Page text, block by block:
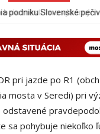
mestom s výborným
pri jazde po R1
mosta v Seredi) pri
odstavené
sa pohybuje niekoľko